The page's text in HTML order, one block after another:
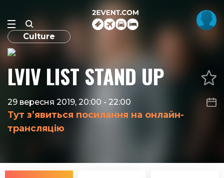
Culture
LVIV LIST STAND UP
29 вересня 2019, 20:00 - 22:00
Тут з’явиться посилання на онлайн-
трансляцію